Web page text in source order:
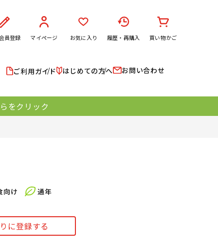
員登録 マイページ お気に入り 履歴・再購入 買い物かご
ご利用ガイド はじめての方へ お問い合わせ
をクリック
に登録する